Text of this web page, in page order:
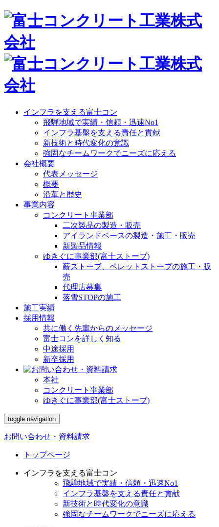
インフラを支える富士コン
飛騨地域で実績・信頼・迅速No1
インフラ基盤を支える責任と貢献
新技術と時代変化の意識
強固なチームワークでニーズに応える
会社概要
代表メッセージ
概要
沿革と歴史
事業内容
コンクリート事業部
二次製品の製造・販売
アイランドベースの製造・施工・販売
新製品情報
ゆきぐに事業部(富士ストーブ)
薪ストーブ、ペレットストーブの施工・販
売
代理店募集
落雪STOPの施工
施工実績
採用情報
共に働く先輩からのメッセージ
富士コンを詳しく知る
中途採用
新卒採用
本社
コンクリート事業部
ゆきぐに事業部(富士ストーブ)
toggle navigation
お問い合わせ・資料請求
トップページ
インフラを支える富士コン
飛騨地域で実績・信頼・迅速No1
インフラ基盤を支える責任と貢献
新技術と時代変化の意識
強固なチームワークでニーズに応える